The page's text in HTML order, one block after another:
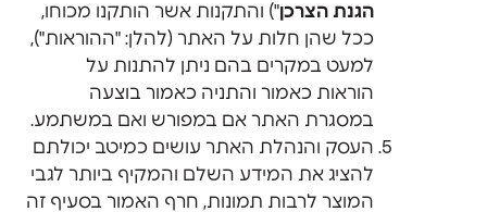
הגנת הצרכן") והתקנות אשר הותקנו מכוחו,
ככל שהן חלות על האתר (להלן: "ההוראות"),
למעט במקרים בהם ניתן להתנות על
הוראות כאמור והתניה כאמור בוצעה
במסגרת האתר אם במפורש ואם במשתמע.
העסק והנהלת האתר עושים כמיטב יכולתם
להציג את המידע השלם והמקיף ביותר לגבי
המוצר לרבות תמונות, חרף האמור בסעיף זה